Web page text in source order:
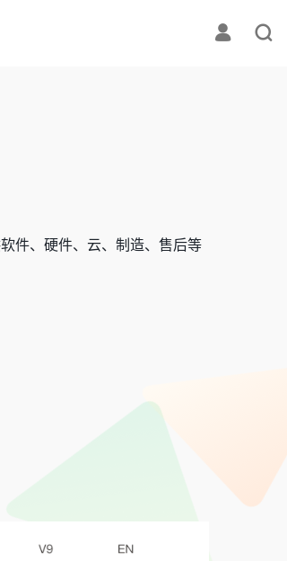
件、硬件、云、制造、售后等